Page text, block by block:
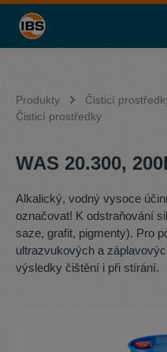
obsah
Produkty Čisticí
Čisticí prostředky
WAS 20.300,
Alkalický, vodný vysoce
označovat! K odstraňování
saze, grafit, pigmenty). Pro
ultrazvukových a
výsledky čištění i při stírání.